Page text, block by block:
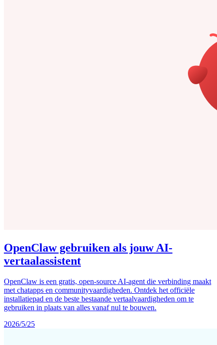
OpenClaw gebruiken als jouw AI-
vertaalassistent
OpenClaw is een gratis, open-source AI-agent die verbinding maakt
met chatapps en communityvaardigheden. Ontdek het officiële
installatiepad en de beste bestaande vertaalvaardigheden om te
gebruiken in plaats van alles vanaf nul te bouwen.
2026/5/25